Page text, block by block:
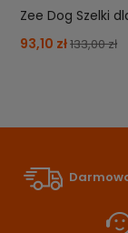
Zee Dog Szelki
93,10 zł133,00 zł